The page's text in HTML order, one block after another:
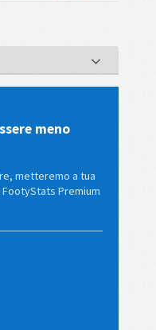
meno
metteremo a tua
Premium